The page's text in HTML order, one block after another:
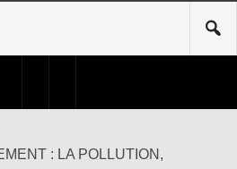
: LA POLLUTION,